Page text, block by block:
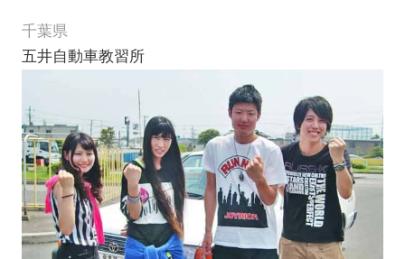
千葉県
五井自動車教習所